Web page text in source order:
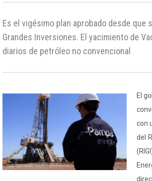
Es el vigésimo plan aprobado desde que
Grandes Inversiones. El yacimiento de
diarios de petróleo no convencional
El
con
del